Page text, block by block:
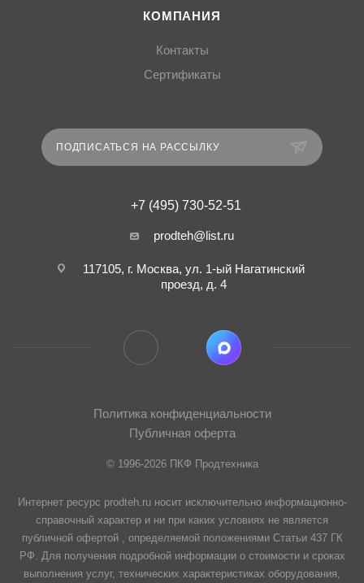
КОМПАНИЯ
Контакты
Сертификаты
ПОДПИСАТЬСЯ НА РАССЫЛКУ
+7 (495) 730-52-51
prodteh@list.ru
117105, г. Москва, ул. 1-ый Нагатинский
проезд, д. 4
Политика конфиденциальности
Публичная оферта
© 1996-2026 ПКФ Продтехника
Интернет ресурс prodteh.ru носит исключительно информационно-
справочный характер и ни при каких условиях не является
публичной офертой , определяемой положениями Статьи 437 ГК
РФ. Для получения подробной информации о стоимости и сроках
выполнения услуг, технических характеристиках оборудования,